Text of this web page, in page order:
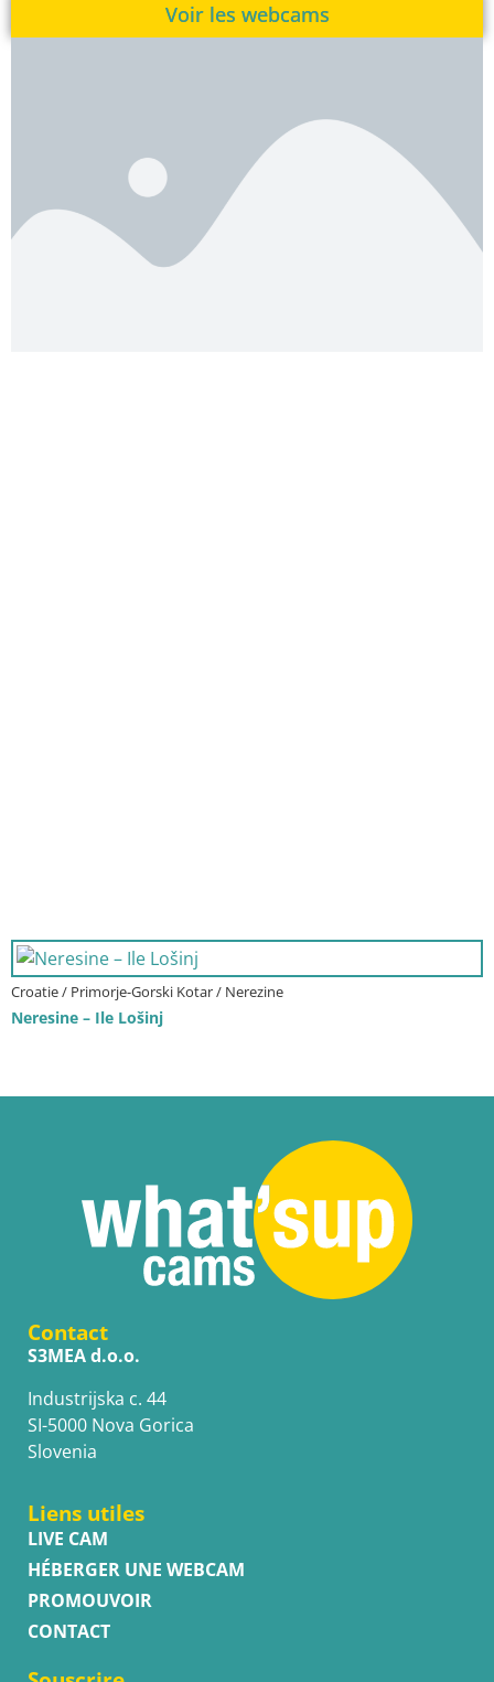
Voir les webcams
Croatie / Primorje-Gorski Kotar / Nerezine
Neresine – Ile Lošinj
Contact
S3MEA d.o.o.
Industrijska c. 44
SI-5000 Nova Gorica
Slovenia
Liens utiles
LIVE CAM
HÉBERGER UNE WEBCAM
PROMOUVOIR
CONTACT